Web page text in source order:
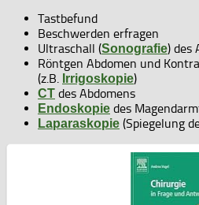
Tastbefund
Beschwerden erfragen
Ultraschall (Sonografie) des
Röntgen Abdomen und
(z.B. Irrigoskopie)
CT des Abdomens
Endoskopie des
Laparaskopie (Spiegelung